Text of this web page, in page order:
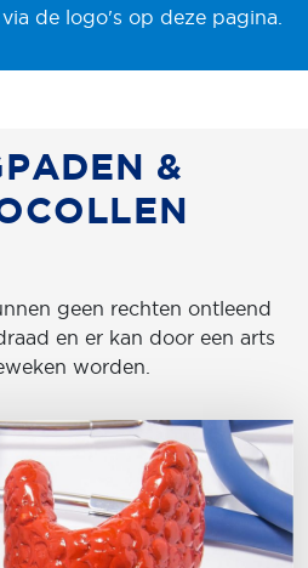
de logo's op deze pagina.
&
geen rechten ontleend
en er kan door een arts
worden.